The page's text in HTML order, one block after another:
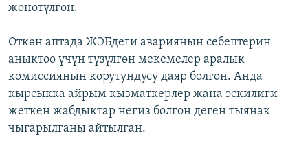
жөнөтүлгөн.
Өткөн аптада ЖЭБдеги авариянын себептерин
аныктоо үчүн түзүлгөн мекемелер аралык
комиссиянын корутундусу даяр болгон. Анда
кырсыкка айрым кызматкерлер жана эскилиги
жеткен жабдыктар негиз болгон деген тыянак
чыгарылганы айтылган.